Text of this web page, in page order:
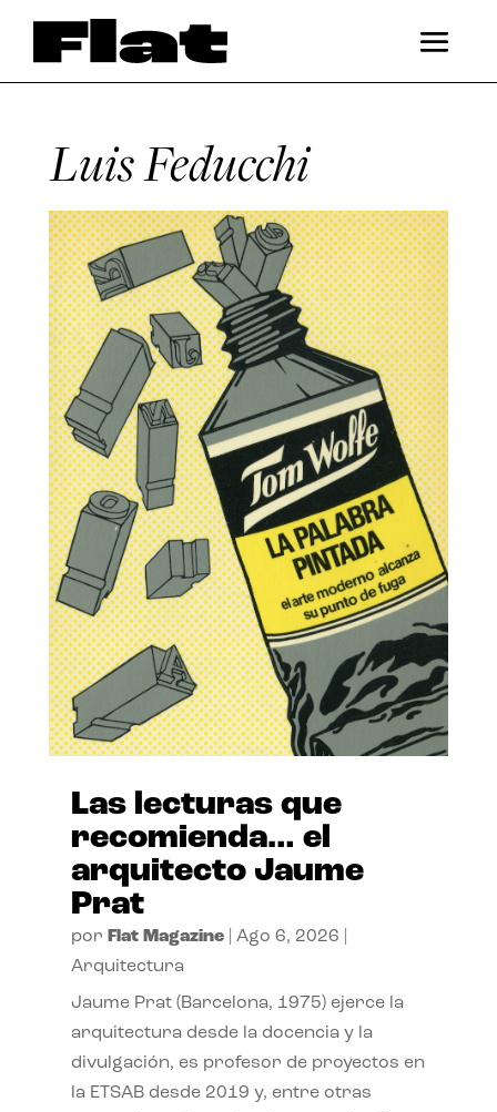
Luis Feducchi
Las lecturas que
recomienda… el
arquitecto Jaume
Prat
por Flat Magazine| Ago 6, 2026
Arquitectura
Jaume Prat (Barcelona, 1975) ejerce la
arquitectura desde la docencia y la
divulgación, es profesor de proyectos en
la ETSAB desde 2019 y, entre otras